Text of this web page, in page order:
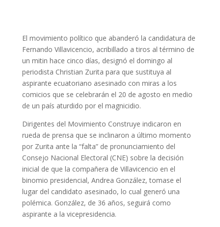
El movimiento político que abanderó la candidatura de
Fernando Villavicencio, acribillado a tiros al término de
un mitin hace cinco días, designó el domingo al
periodista Christian Zurita para que sustituya al
aspirante ecuatoriano asesinado con miras a los
comicios que se celebrarán el 20 de agosto en medio
de un país aturdido por el magnicidio.
Dirigentes del Movimiento Construye indicaron en
rueda de prensa que se inclinaron a último momento
por Zurita ante la “falta” de pronunciamiento del
Consejo Nacional Electoral (CNE) sobre la decisión
inicial de que la compañera de Villavicencio en el
binomio presidencial, Andrea González, tomase el
lugar del candidato asesinado, lo cual generó una
polémica. González, de 36 años, seguirá como
aspirante a la vicepresidencia.